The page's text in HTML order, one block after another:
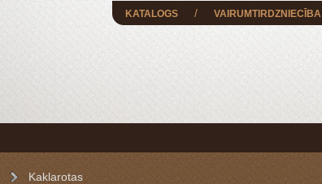
KATALOGS / VAIRUMTIRDZNIECĪBA
Kaklarotas